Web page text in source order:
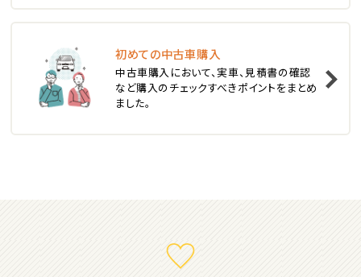
3位
トヨタ
カローラフィールダー
初めての中古車購入
中古車購入において、実車、見積書の確認
など購入のチェックすべきポイントをまとめ
ました。